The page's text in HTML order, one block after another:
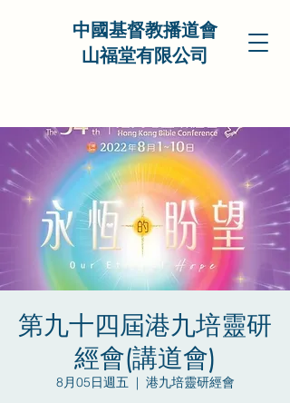
中國基督教播道會
山福堂有限公司
第九十四屆港九培靈研
經會(講道會)
8月05日週五
  |
港九培靈研經會